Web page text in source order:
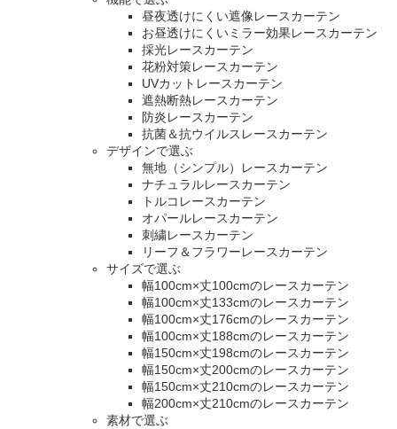
昼夜透けにくい遮像レースカーテン
お昼透けにくいミラー効果レースカーテン
採光レースカーテン
花粉対策レースカーテン
UVカットレースカーテン
遮熱断熱レースカーテン
防炎レースカーテン
抗菌＆抗ウイルスレースカーテン
デザインで選ぶ
無地（シンプル）レースカーテン
ナチュラルレースカーテン
トルコレースカーテン
オパールレースカーテン
刺繍レースカーテン
リーフ＆フラワーレースカーテン
サイズで選ぶ
幅100cm×丈100cmのレースカーテン
幅100cm×丈133cmのレースカーテン
幅100cm×丈176cmのレースカーテン
幅100cm×丈188cmのレースカーテン
幅150cm×丈198cmのレースカーテン
幅150cm×丈200cmのレースカーテン
幅150cm×丈210cmのレースカーテン
幅200cm×丈210cmのレースカーテン
素材で選ぶ